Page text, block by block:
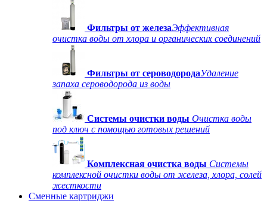
Фильтры от железаЭффективная
очистка воды от хлора и органических соединений
Фильтры от сероводородаУдаление
запаха сероводорода из воды
Системы очистки воды Очистка воды
под ключ с помощью готовых решений
Комплексная очистка воды Системы
комплексной очистки воды от железа, хлора, солей
жесткости
Сменные картриджи